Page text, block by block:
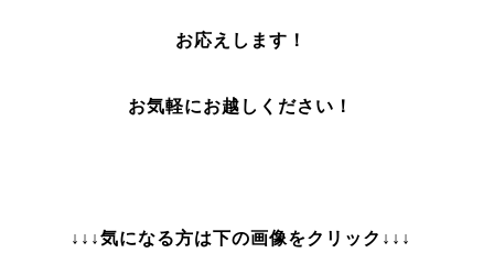
お応えします！
お気軽にお越しください！
↓↓↓気になる方は下の画像をクリック↓↓↓